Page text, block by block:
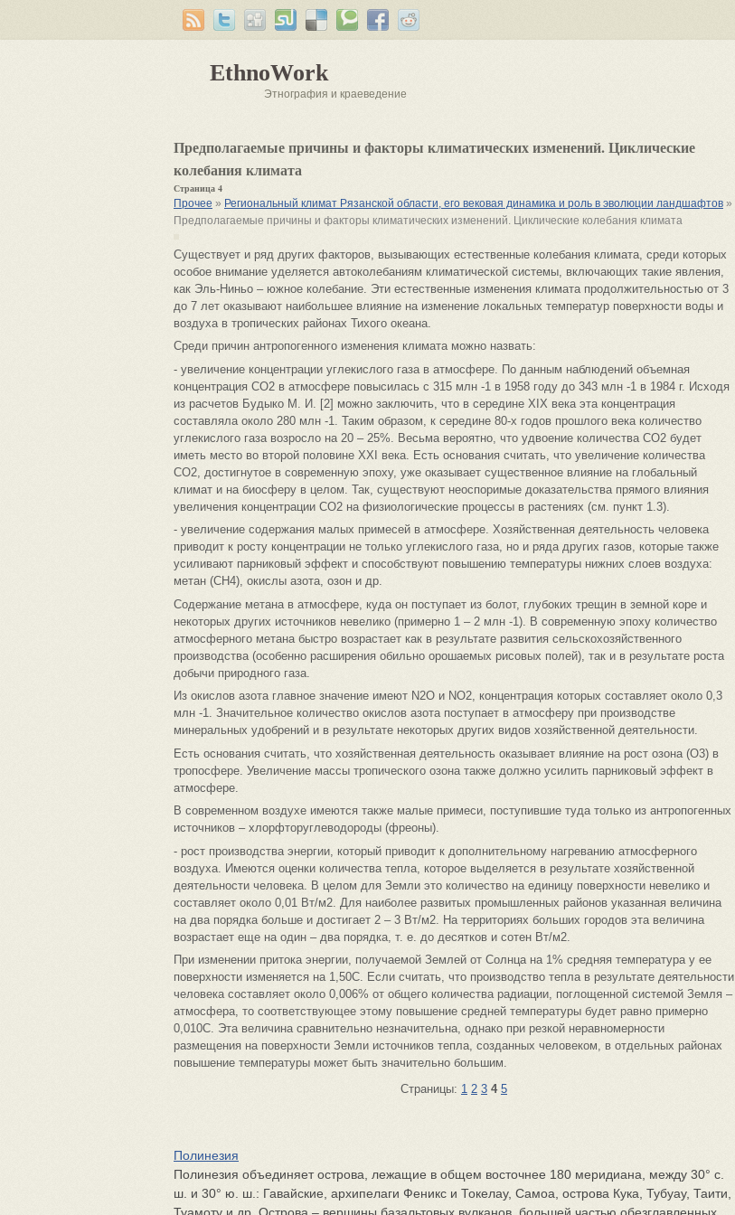
EthnoWork
Этнография и краеведение
Предполагаемые причины и факторы климатических изменений. Циклические
колебания климата
Страница 4
Прочее » Региональный климат Рязанской области, его вековая динамика и роль в эволюции ландшафтов »
Предполагаемые причины и факторы климатических изменений. Циклические колебания климата
Существует и ряд других факторов, вызывающих естественные колебания климата, среди которых
особое внимание уделяется автоколебаниям климатической системы, включающих такие явления,
как Эль-Ниньо – южное колебание. Эти естественные изменения климата продолжительностью от 3
до 7 лет оказывают наибольшее влияние на изменение локальных температур поверхности воды и
воздуха в тропических районах Тихого океана.
Среди причин антропогенного изменения климата можно назвать:
- увеличение концентрации углекислого газа в атмосфере. По данным наблюдений объемная
концентрация CO2 в атмосфере повысилась с 315 млн -1 в 1958 году до 343 млн -1 в 1984 г. Исходя
из расчетов Будыко М. И. [2] можно заключить, что в середине XIX века эта концентрация
составляла около 280 млн -1. Таким образом, к середине 80-х годов прошлого века количество
углекислого газа возросло на 20 – 25%. Весьма вероятно, что удвоение количества CO2 будет
иметь место во второй половине XXI века. Есть основания считать, что увеличение количества
CO2, достигнутое в современную эпоху, уже оказывает существенное влияние на глобальный
климат и на биосферу в целом. Так, существуют неоспоримые доказательства прямого влияния
увеличения концентрации CO2 на физиологические процессы в растениях (см. пункт 1.3).
- увеличение содержания малых примесей в атмосфере. Хозяйственная деятельность человека
приводит к росту концентрации не только углекислого газа, но и ряда других газов, которые также
усиливают парниковый эффект и способствуют повышению температуры нижних слоев воздуха:
метан (CH4), окислы азота, озон и др.
Содержание метана в атмосфере, куда он поступает из болот, глубоких трещин в земной коре и
некоторых других источников невелико (примерно 1 – 2 млн -1). В современную эпоху количество
атмосферного метана быстро возрастает как в результате развития сельскохозяйственного
производства (особенно расширения обильно орошаемых рисовых полей), так и в результате роста
добычи природного газа.
Из окислов азота главное значение имеют N2O и NO2, концентрация которых составляет около 0,3
млн -1. Значительное количество окислов азота поступает в атмосферу при производстве
минеральных удобрений и в результате некоторых других видов хозяйственной деятельности.
Есть основания считать, что хозяйственная деятельность оказывает влияние на рост озона (О3) в
тропосфере. Увеличение массы тропического озона также должно усилить парниковый эффект в
атмосфере.
В современном воздухе имеются также малые примеси, поступившие туда только из антропогенных
источников – хлорфторуглеводороды (фреоны).
- рост производства энергии, который приводит к дополнительному нагреванию атмосферного
воздуха. Имеются оценки количества тепла, которое выделяется в результате хозяйственной
деятельности человека. В целом для Земли это количество на единицу поверхности невелико и
составляет около 0,01 Вт/м2. Для наиболее развитых промышленных районов указанная величина
на два порядка больше и достигает 2 – 3 Вт/м2. На территориях больших городов эта величина
возрастает еще на один – два порядка, т. е. до десятков и сотен Вт/м2.
При изменении притока энергии, получаемой Землей от Солнца на 1% средняя температура у ее
поверхности изменяется на 1,50С. Если считать, что производство тепла в результате деятельности
человека составляет около 0,006% от общего количества радиации, поглощенной системой Земля –
атмосфера, то соответствующее этому повышение средней температуры будет равно примерно
0,010С. Эта величина сравнительно незначительна, однако при резкой неравномерности
размещения на поверхности Земли источников тепла, созданных человеком, в отдельных районах
повышение температуры может быть значительно большим.
Страницы: 1 2 3 4 5
Полинезия
Полинезия объединяет острова, лежащие в общем восточнее 180 меридиана, между 30° с.
ш. и 30° ю. ш.: Гавайские, архипелаги Феникс и Токелау, Самоа, острова Кука, Тубуау, Таити,
Туамоту и др. Острова – вершины базальтовых вулканов, большей частью обезглавленных